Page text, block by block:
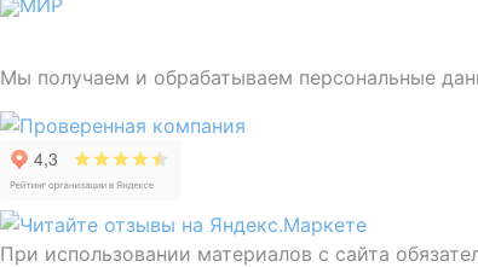
МИР
Мы получаем и обрабатываем персональные
При использовании материалов с сайта